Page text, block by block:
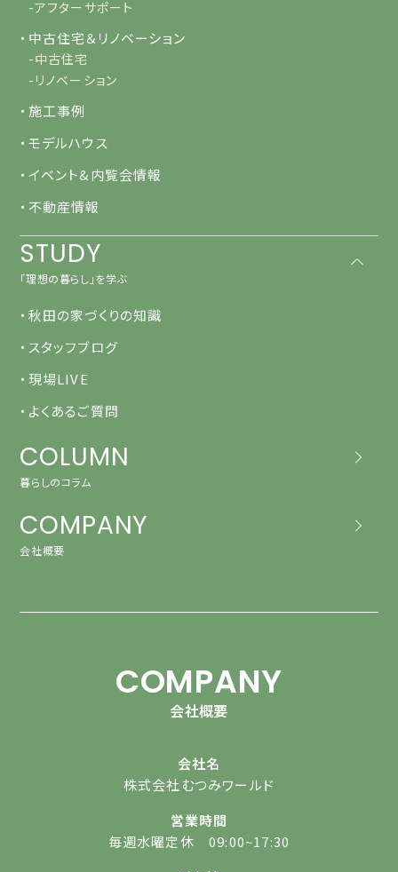
-アフターサポート
・中古住宅＆リノベーション
-中古住宅
-リノベーション
・施工事例
・モデルハウス
・イベント&内覧会情報
・不動産情報
STUDY
「理想の暮らし」を学ぶ
・秋田の家づくりの知識
・スタッフブログ
・現場LIVE
・よくあるご質問
COLUMN
暮らしのコラム
COMPANY
会社概要
COMPANY
会社概要
会社名
株式会社むつみワールド
営業時間
毎週水曜定休 09:00~17:30